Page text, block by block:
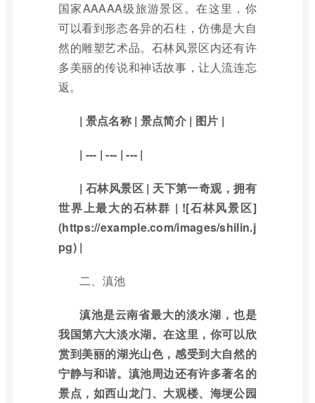
国家AAAAA级旅游景区。在这里，你
可以看到形态各异的石柱，仿佛是大自
然的雕塑艺术品。石林风景区内还有许
多美丽的传说和神话故事，让人流连忘
返。
| 景点名称 | 景点简介 | 图片 |
| --- | --- | --- |
| 石林风景区 | 天下第一奇观，拥有
世界上最大的石林群 | ![石林风景区]
(https://example.com/images/shilin.j
pg) |
二、滇池
滇池是云南省最大的淡水湖，也是
我国第六大淡水湖。在这里，你可以欣
赏到美丽的湖光山色，感受到大自然的
宁静与和谐。滇池周边还有许多著名的
景点，如西山龙门、大观楼、海埂公园